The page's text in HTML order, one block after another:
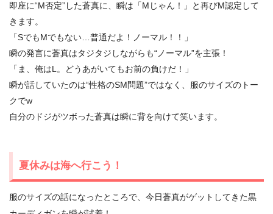
即座に“M否定”した蒼真に、瞬は「Mじゃん！」と再びM認定して
きます。
「SでもMでもない…普通だよ！ノーマル！！」
瞬の発言に蒼真はタジタジしながらも“ノーマル”を主張！
「ま、俺はL。どうあがいてもお前の負けだ！」
瞬が話していたのは“性格のSM問題”ではなく、服のサイズのトー
クでw
自分のドジがツボった蒼真は瞬に背を向けて笑います。
夏休みは海へ行こう！
服のサイズの話になったところで、今日蒼真がゲットしてきた黒